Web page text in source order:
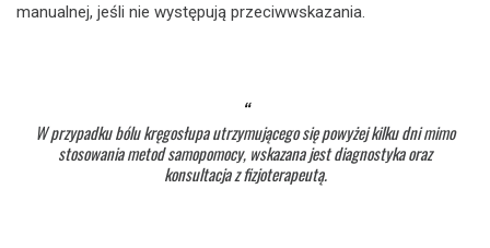
manualnej, jeśli nie występują przeciwwskazania.
W przypadku bólu kręgosłupa utrzymującego się powyżej kilku dni mimo
stosowania metod samopomocy, wskazana jest diagnostyka oraz
konsultacja z fizjoterapeutą.